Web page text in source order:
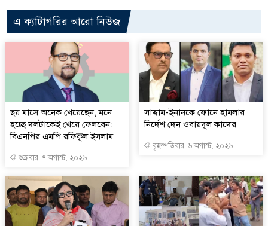
এ ক্যাটাগরির আরো নিউজ
ছয় মাসে অনেক খেয়েছেন, মনে
হচ্ছে দলটাকেই খেয়ে ফেলবেন:
বিএনপির এমপি রফিকুল ইসলাম
শুক্রবার, ৭ অগাস্ট, ২০২৬
সাদ্দাম-ইনানকে ফোনে হামলার
নির্দেশ দেন ওবায়দুল কাদের
বৃহস্পতিবার, ৬ অগাস্ট, ২০২৬